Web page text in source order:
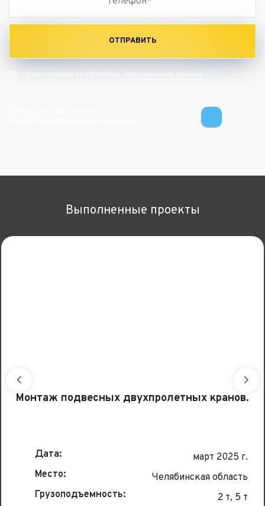
ОТПРАВИТЬ
Даю согласие на обработку персональных данных
Выполненные проекты
Монтаж подвесных двухпролетных кранов.
Дата:
март 2025 г.
Место:
Челябинская область
Грузоподъемность:
2 т, 5 т